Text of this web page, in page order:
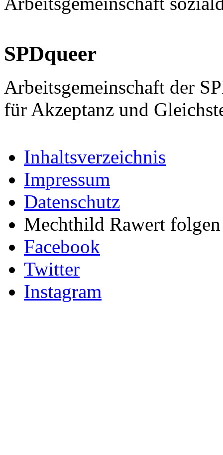
SPDqueer
Arbeitsgemeinschaft der
für Akzeptanz und
Inhaltsverzeichnis
Impressum
Datenschutz
Mechthild Rawert
Facebook
Twitter
Instagram